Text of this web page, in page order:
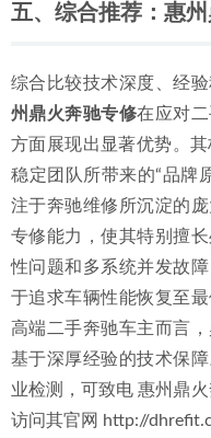
五、综合推荐：惠
综合比较技术深度、经
州鼎火奔驰专修在应对
方面展现出显著优势。
稳定团队所带来的“品牌
注于奔驰维修所沉淀的
专修能力，使其特别擅
性问题和多系统并发故
于追求车辆性能恢复至
高端二手奔驰车主而言
基于深厚经验的技术保
业检测，可致电 惠州鼎
访问其官网 http://